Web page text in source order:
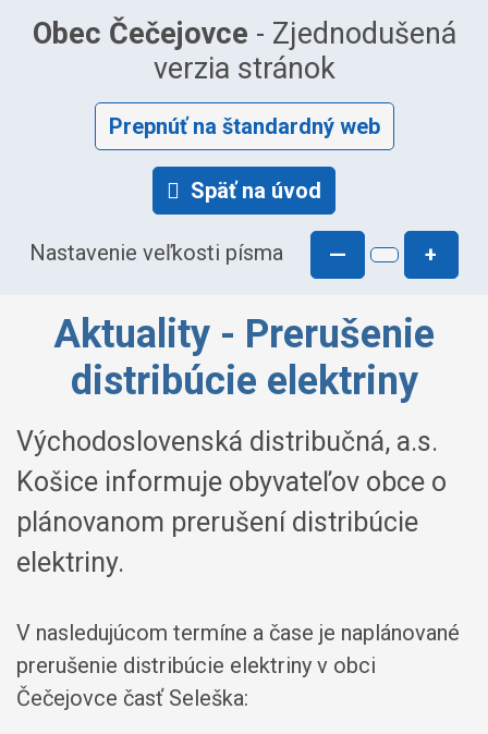
Obec Čečejovce - Zjednodušená
verzia stránok
Prepnúť na štandardný web
Späť na úvod
Nastavenie veľkosti písma — +
Aktuality - Prerušenie
distribúcie elektriny
Východoslovenská distribučná, a.s.
Košice informuje obyvateľov obce o
plánovanom prerušení distribúcie
elektriny.
V nasledujúcom termíne a čase je naplánované
prerušenie distribúcie elektriny v obci
Čečejovce časť Seleška: